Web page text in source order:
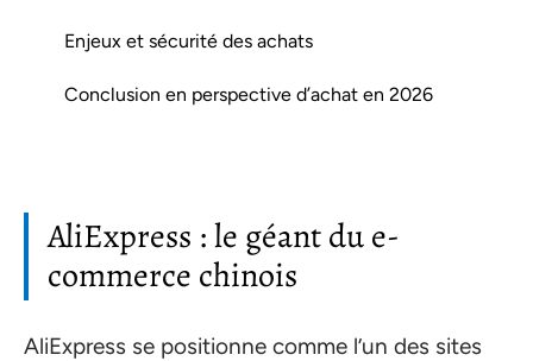
Enjeux et sécurité des achats
Conclusion en perspective d’achat en 2026
AliExpress : le géant du e-
commerce chinois
AliExpress se positionne comme l’un des sites